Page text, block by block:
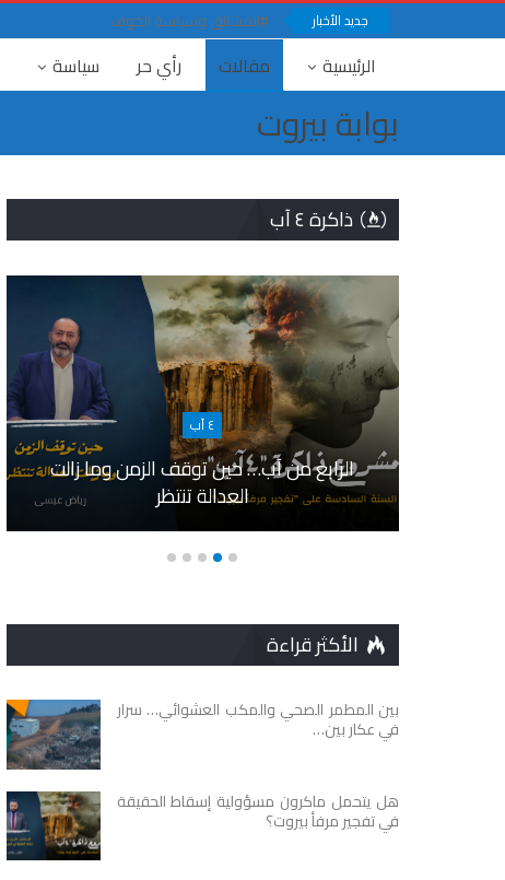
جديد الأخبار #المشانق وسياسة الخوف
الرئيسية مقالات رأي حر سياسة
بوابة بيروت
ذاكرة ٤ آب
٤ آب
الرابع من آب… حين توقف الزمن وما زالت
العدالة تنتظر
الأكثر قراءة
بين المطمر الصحي والمكب العشوائي… سرار
في عكار بين…
هل يتحمل ماكرون مسؤولية إسقاط الحقيقة
في تفجير مرفأ بيروت؟